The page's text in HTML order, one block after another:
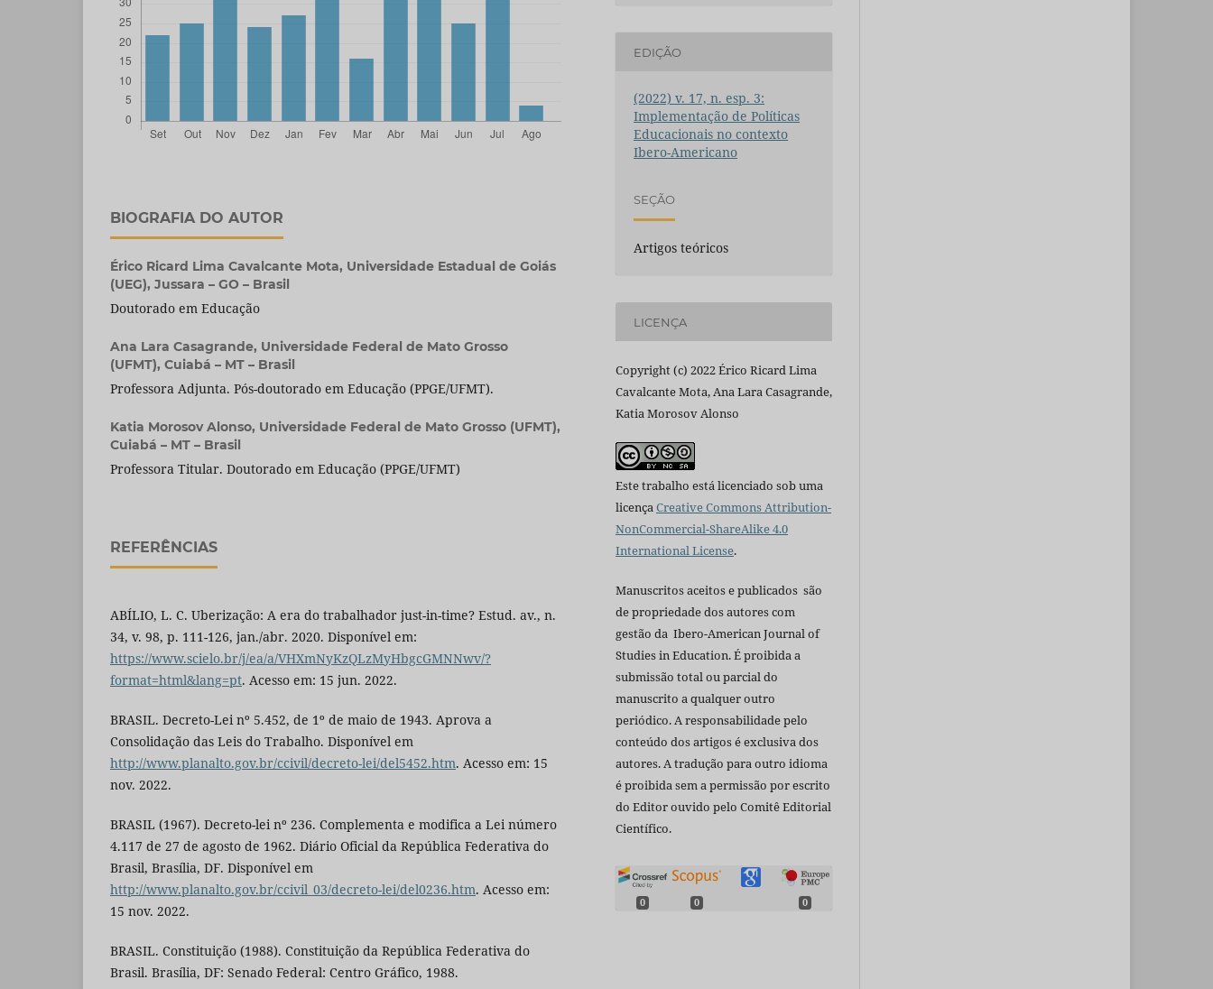
BIOGRAFIA DO AUTOR
Érico Ricard Lima Cavalcante Mota, Universidade Estadual de Goiás
(UEG), Jussara – GO – Brasil
Doutorado em Educação
Ana Lara Casagrande, Universidade Federal de Mato Grosso
(UFMT), Cuiabá – MT – Brasil
Professora Adjunta. Pós-doutorado em Educação (PPGE/UFMT).
Katia Morosov Alonso, Universidade Federal de Mato Grosso (UFMT),
Cuiabá – MT – Brasil
Professora Titular. Doutorado em Educação (PPGE/UFMT)
REFERÊNCIAS
ABÍLIO, L. C. Uberização: A era do trabalhador just-in-time? Estud. av., n.
34, v. 98, p. 111-126, jan./abr. 2020. Disponível em:
https://www.scielo.br/j/ea/a/VHXmNyKzQLzMyHbgcGMNNwv/?
format=html&lang=pt. Acesso em: 15 jun. 2022.
BRASIL. Decreto-Lei nº 5.452, de 1º de maio de 1943. Aprova a
Consolidação das Leis do Trabalho. Disponível em
http://www.planalto.gov.br/ccivil/decreto-lei/del5452.htm. Acesso em: 15
nov. 2022.
BRASIL (1967). Decreto-lei nº 236. Complementa e modifica a Lei número
4.117 de 27 de agosto de 1962. Diário Oficial da República Federativa do
Brasil, Brasília, DF. Disponível em
http://www.planalto.gov.br/ccivil_03/decreto-lei/del0236.htm. Acesso em:
15 nov. 2022.
BRASIL. Constituição (1988). Constituição da República Federativa do
Brasil. Brasília, DF: Senado Federal: Centro Gráfico, 1988.
EDIÇÃO
(2022) v. 17, n. esp. 3:
Implementação de Políticas
Educacionais no contexto
Ibero-Americano
SEÇÃO
Artigos teóricos
LICENÇA
Copyright (c) 2022 Érico Ricard Lima
Cavalcante Mota, Ana Lara Casagrande,
Katia Morosov Alonso
Este trabalho está licenciado sob uma
licençaCreative Commons Attribution-
NonCommercial-ShareAlike 4.0
International License.
Manuscritos aceitos e publicados são
de propriedade dos autores com
gestão da Ibero-American Journal of
Studies in Education. É proibida a
submissão total ou parcial do
manuscrito a qualquer outro
periódico. A responsabilidade pelo
conteúdo dos artigos é exclusiva dos
autores. A tradução para outro idioma
é proibida sem a permissão por escrito
do Editor ouvido pelo Comitê Editorial
Científico.
0 0 0